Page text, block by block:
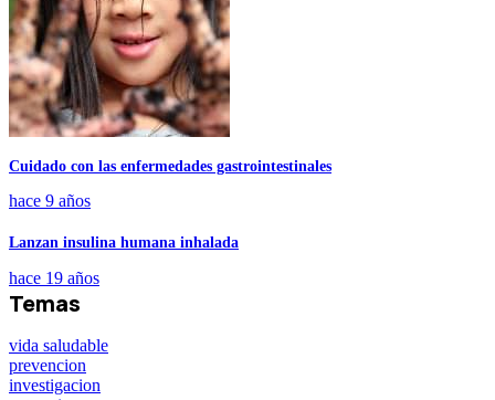
Cuidado con las enfermedades gastrointestinales
hace 9 años
Lanzan insulina humana inhalada
hace 19 años
Temas
vida saludable
prevencion
investigacion